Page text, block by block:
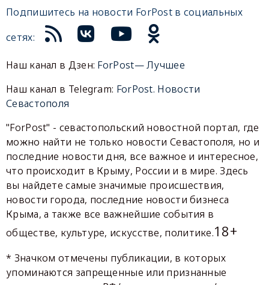
Подпишитесь на новости ForPost в социальных
сетях:
Наш канал в Дзен: ForPost— Лучшее
Наш канал в Telegram: ForPost. Новости
Севастополя
"ForPost" - севастопольский новостной портал, где
можно найти не только новости Севастополя, но и
последние новости дня, все важное и интересное,
что происходит в Крыму, России и в мире. Здесь
вы найдете самые значимые происшествия,
новости города, последние новости бизнеса
Крыма, а также все важнейшие события в
обществе, культуре, искусстве, политике.18+
* Значком отмечены публикации, в которых
упоминаются запрещенные или признанные